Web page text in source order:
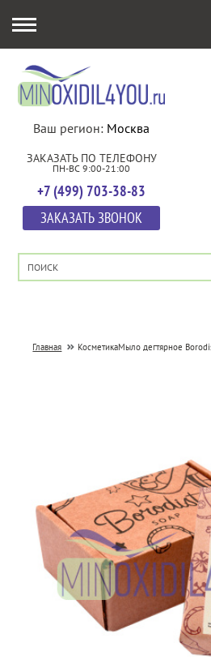
Ваш регион: Москва
ЗАКАЗАТЬ ПО ТЕЛЕФОНУ
ПН-ВС 9:00-21:00
+7 (499) 703-38-83
ЗАКАЗАТЬ ЗВОНОК
Главная КосметикаМыло дегтярное